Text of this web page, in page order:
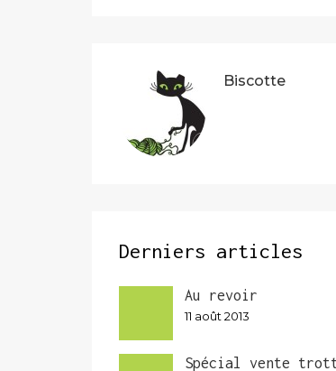
Biscotte
Derniers articles
Au revoir
11 août 2013
Spécial vente